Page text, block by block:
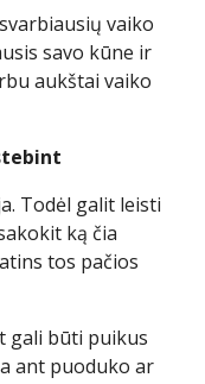
vaiko
savo kūne ir
aukštai vaiko
Todėl galit leisti
ką čia
tos pačios
gali būti puikus
ant puoduko ar